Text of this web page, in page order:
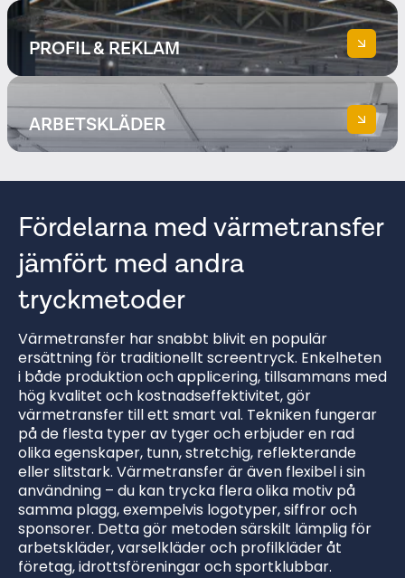
PROFIL & REKLAM
ARBETSKLÄDER
Upptäck arbetskläder
Fördelarna med värmetransfer
jämfört med andra
tryckmetoder
Värmetransfer har snabbt blivit en populär
ersättning för traditionellt screentryck. Enkelheten
i både produktion och applicering, tillsammans med
hög kvalitet och kostnadseffektivitet, gör
värmetransfer till ett smart val. Tekniken fungerar
på de flesta typer av tyger och erbjuder en rad
olika egenskaper, tunn, stretchig, reflekterande
eller slitstark. Värmetransfer är även flexibel i sin
användning – du kan trycka flera olika motiv på
samma plagg, exempelvis logotyper, siffror och
sponsorer. Detta gör metoden särskilt lämplig för
arbetskläder, varselkläder och profilkläder åt
företag, idrottsföreningar och sportklubbar.